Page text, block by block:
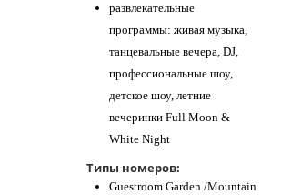
развлекательные
программы: живая музыка,
танцевальные вечера, DJ,
профессиональные шоу,
детское шоу, летние
вечеринки Full Moon &
White Night
Типы номеров:
Guestroom Garden /Mountain